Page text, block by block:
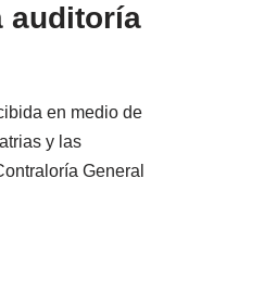
auditoría
en medio de
y las
General